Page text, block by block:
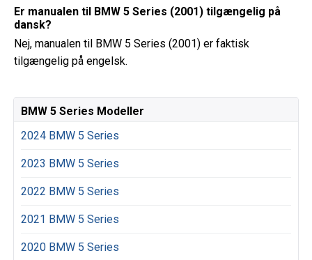
Er manualen til BMW 5 Series (2001) tilgængelig på
dansk?
Nej, manualen til BMW 5 Series (2001) er faktisk
tilgængelig på engelsk.
BMW 5 Series Modeller
2024 BMW 5 Series
2023 BMW 5 Series
2022 BMW 5 Series
2021 BMW 5 Series
2020 BMW 5 Series